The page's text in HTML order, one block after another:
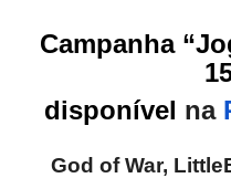
Campanha
disponível na
God of War,